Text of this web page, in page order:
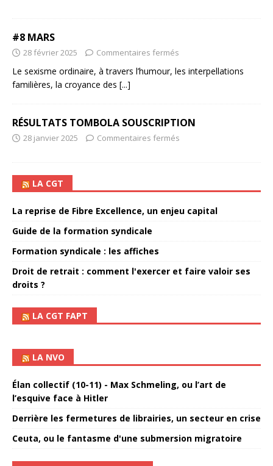
#8 MARS
28 février 2025 Commentaires fermés
Le sexisme ordinaire, à travers l’humour, les interpellations
familières, la croyance des [...]
RÉSULTATS TOMBOLA SOUSCRIPTION
28 janvier 2025 Commentaires fermés
LA CGT
La reprise de Fibre Excellence, un enjeu capital
Guide de la formation syndicale
Formation syndicale : les affiches
Droit de retrait : comment l'exercer et faire valoir ses
droits ?
LA CGT FAPT
LA NVO
Élan collectif (10-11) - Max Schmeling, ou l’art de
l’esquive face à Hitler
Derrière les fermetures de librairies, un secteur en crise
Ceuta, ou le fantasme d'une submersion migratoire